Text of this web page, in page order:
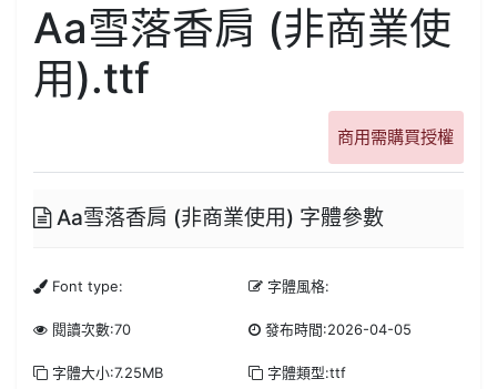
Aa雪落香肩 (非商業使
用).ttf
商用需購買授權
Aa雪落香肩 (非商業使用) 字體參數
Font type: 字體風格:
閱讀次數:70 發布時間:2026-04-05
字體大小:7.25MB 字體類型:ttf